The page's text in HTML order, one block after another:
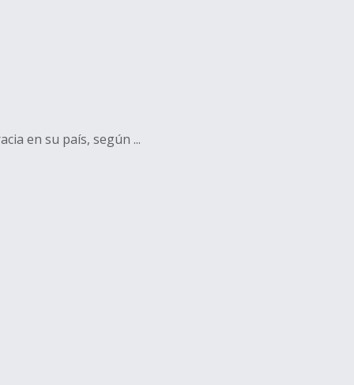
en su país, según ...